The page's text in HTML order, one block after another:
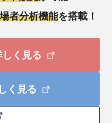
者分析機能を搭載！
く見る
く見る